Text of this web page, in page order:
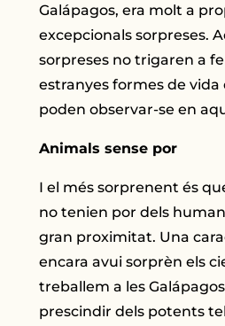
Galápagos, era molt a
excepcionals sorpreses.
sorpreses no trigaren a
estranyes formes de vida
poden observar-se en
Animals sense por
I el més sorprenent és
no tenien por dels
gran proximitat. Una
encara avui sorprèn els
treballem a les
prescindir dels potents